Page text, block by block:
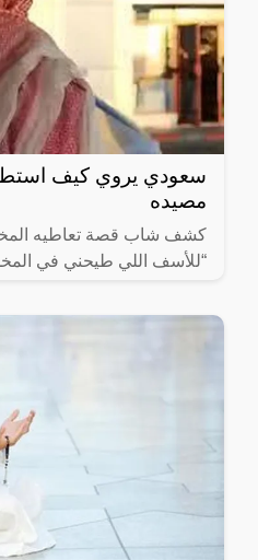
سعودي يروي كيف
مصيده
كشف شاب قصة تعاطيه
“للأسف اللي طيحني في